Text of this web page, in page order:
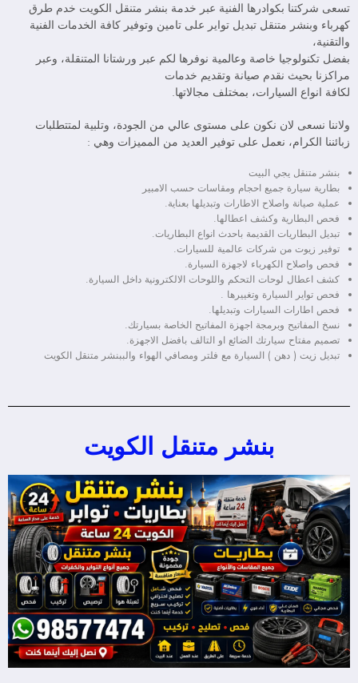
تسعى شركتنا بكوادرها الفنية عبر خدمة بنشر متنقل الكويت خدم طرق
كهرباء وبنشر متنقل تبديل تواير على تامين وتوفير كافة الخدمات الفنية
والتقنية،
بفضل تكنولوجيا خاصة وعالمية نوفرها لكم عبر ورشتانا المتنقلة، وعبر
مراكزنا بحيث نقدم صيانة وتقديم خدمات
لكافة انواع السيارات، بمختلف مجالاتها.
ولاننا نسعى لان نكون على مستوى عالي من الجودة، وتلبية لمتتطلبات
زبائننا الكرام، نعمل على توفير العديد من المميزات وهي :
بنشر متنقل يجي البيت
بطارية سيارة جميع احجام ومقاسات حسب الامبير
عملية صيانة واصلاح الاطارات وتبديلها بعناية.
فحص البطارية وكشف اعطالها.
تبديل البطاريات القديمة باحدث انواع البطاريات.
توفير زيوت من شركات عالمية للسيارات.
فحص واصلاح الكهرباء لاجهزة السيارة.
كشف اعطال لوحات التحكم واللوحات الالكترونية داخل السيارة.
فحص تواير السيارة وتغييرها .
فحص اطارات السيارات وتبديلها.
نسخ المفاتيح وبرمجة اجهزة المفاتيح الخاصة بسيارتك.
تصميم مفتاح سيارتك الضائع او التالف بافضل الاجهزة.
تبديل زيت ( دهن ) السيارة مع فلتر ومصافي الهواء والببنشر متنقل الكويت
بنشر متنقل الكويت